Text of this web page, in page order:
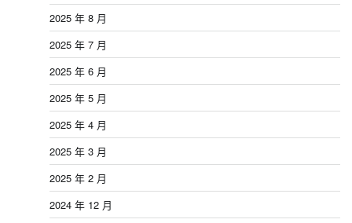
2025 年 8 月
2025 年 7 月
2025 年 6 月
2025 年 5 月
2025 年 4 月
2025 年 3 月
2025 年 2 月
2024 年 12 月